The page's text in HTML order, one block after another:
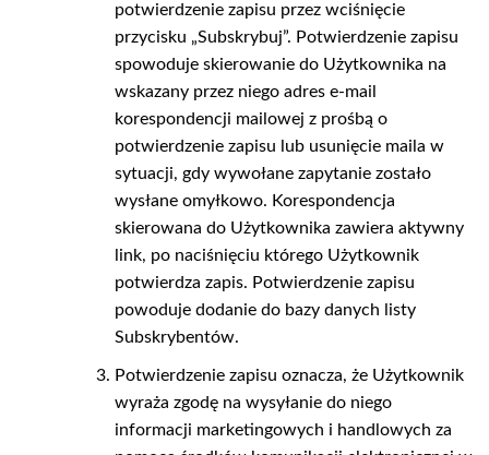
potwierdzenie zapisu przez wciśnięcie
przycisku „Subskrybuj”. Potwierdzenie zapisu
spowoduje skierowanie do Użytkownika na
wskazany przez niego adres e-mail
korespondencji mailowej z prośbą o
potwierdzenie zapisu lub usunięcie maila w
sytuacji, gdy wywołane zapytanie zostało
wysłane omyłkowo. Korespondencja
skierowana do Użytkownika zawiera aktywny
link, po naciśnięciu którego Użytkownik
potwierdza zapis. Potwierdzenie zapisu
powoduje dodanie do bazy danych listy
Subskrybentów.
Potwierdzenie zapisu oznacza, że Użytkownik
wyraża zgodę na wysyłanie do niego
informacji marketingowych i handlowych za